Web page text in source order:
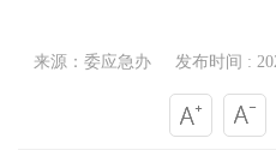
来源：委应急办 发布时间 :